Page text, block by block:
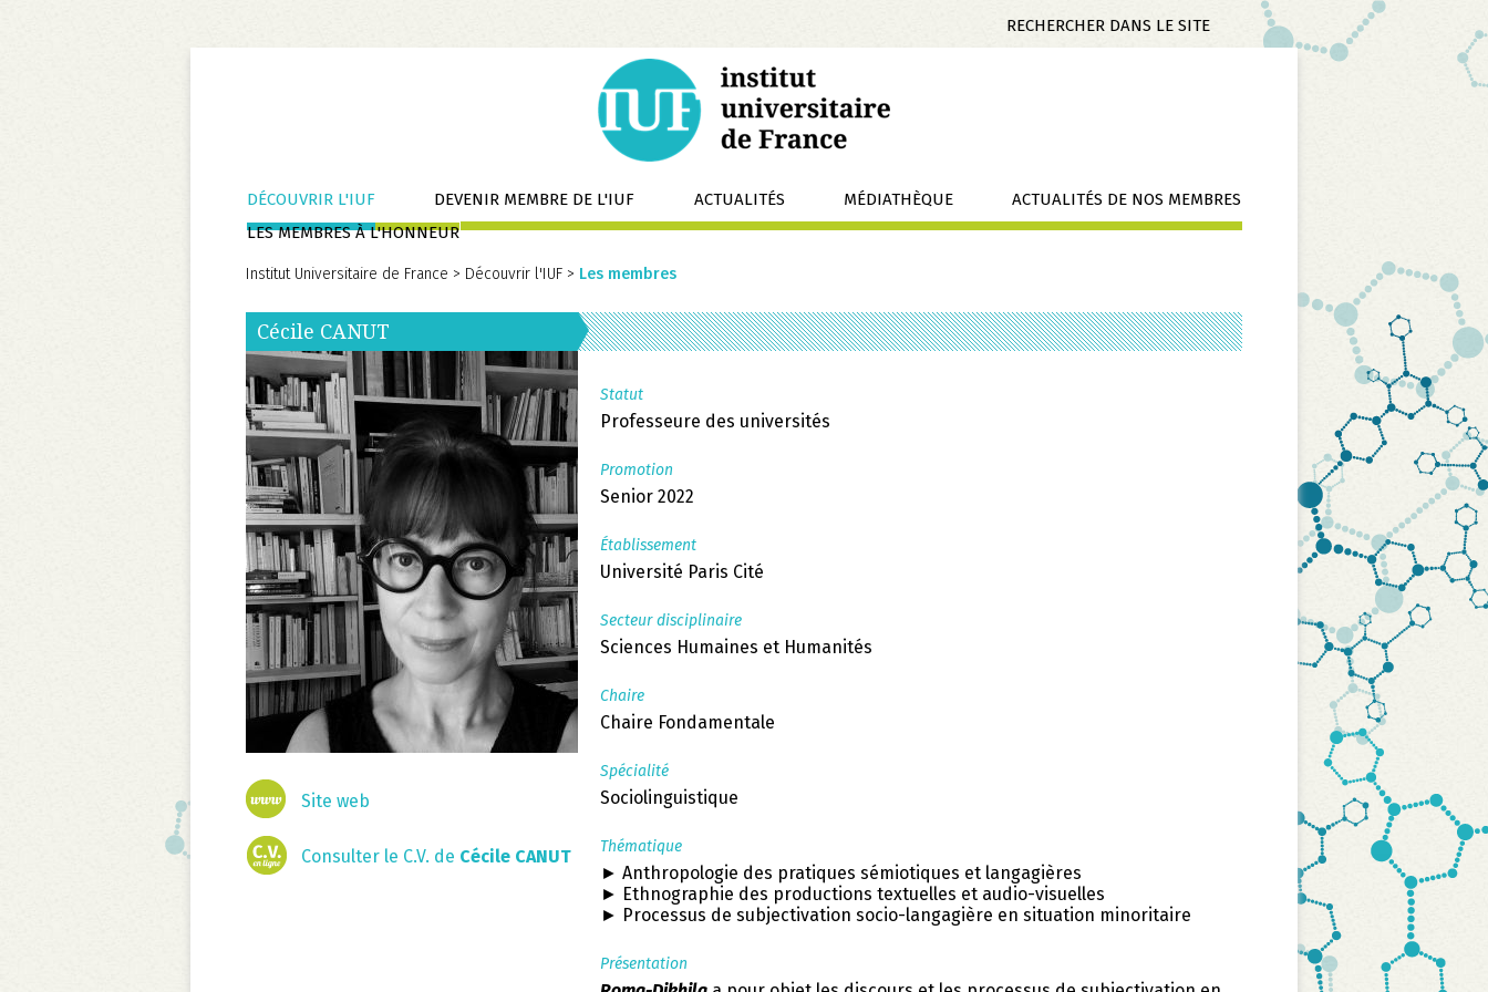
Mots-
Aller
au
contenu
DÉCOUVRIR L'IUF DEVENIR MEMBRE DE L'IUF ACTUALITÉS MÉDIATHÈQUE
ACTUALITÉS DE NOS MEMBRES
LES MEMBRES À L'HONNEUR
Institut Universitaire de France > Découvrir l'IUF > Les membres
Cécile CANUT
Site web
Consulter le C.V. de Cécile CANUT
Statut
Professeure des universités
Promotion
Senior 2022
Établissement
Université Paris Cité
Secteur disciplinaire
Sciences Humaines et Humanités
Chaire
Chaire Fondamentale
Spécialité
Sociolinguistique
Thématique
► Anthropologie des pratiques sémiotiques et langagières
► Ethnographie des productions textuelles et audio-visuelles
► Processus de subjectivation socio-langagière en situation minoritaire
Présentation